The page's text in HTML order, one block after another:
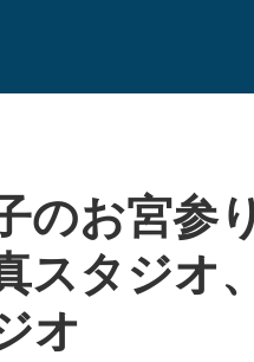
のお宮参
スタジオ
オ